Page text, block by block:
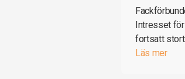
Intresset
fortsatt
Läs mer